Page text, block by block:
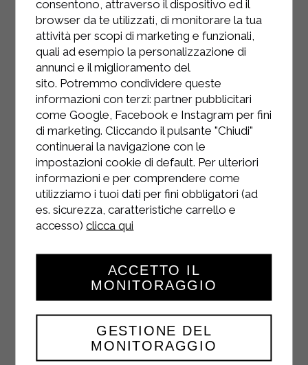
INSTAGRAM
FACEBOOK
TWITTER
consentono, attraverso il dispositivo ed il
browser da te utilizzati, di monitorare la tua
attività per scopi di marketing e funzionali,
quali ad esempio la personalizzazione di
annunci e il miglioramento del
sito. Potremmo condividere queste
informazioni con terzi: partner pubblicitari
come Google, Facebook e Instagram per fini
di marketing. Cliccando il pulsante "Chiudi"
continuerai la navigazione con le
impostazioni cookie di default. Per ulteriori
informazioni e per comprendere come
utilizziamo i tuoi dati per fini obbligatori (ad
es. sicurezza, caratteristiche carrello e
accesso)clicca qui
GESTIONE DEL
MONITORAGGIO
ACCETTO IL
MONITORAGGIO